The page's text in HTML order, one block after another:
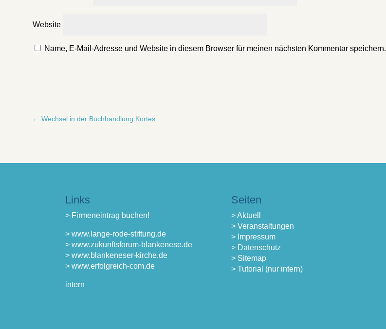
Website
Name, E-Mail-Adresse und Website in diesem Browser für meinen nächsten Kommentar speichern.
←Wechsel in der Buchhandlung Kortes
Links
> Firmeneintrag buchen!
> www.lange-rode-stiftung.de
> www.zukunftsforum-blankenese.de
> www.blankeneser-kirche.de
> www.erfolgreich-com.de
intern
Seiten
> Aktuell
> Veranstaltungen
> Impressum
> Datenschutz
> Sitemap
> Tutorial (nur intern)